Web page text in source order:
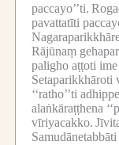
paccayo’’ti.
pavattatīti
Rājūnaṃ
paligho aṭṭoti
Setaparikkhāroti
‘‘ratho’’ti
alaṅkāraṭṭhena
vīriyacakko.